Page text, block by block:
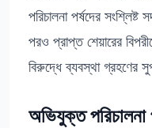
পরিচালনা পর্ষদের সংশ্লিষ্ট
পরও প্রাপ্ত শেয়ারের
বিরুদ্ধে ব্যবস্থা গ্রহণের
অভিযুক্ত পরিচালনা